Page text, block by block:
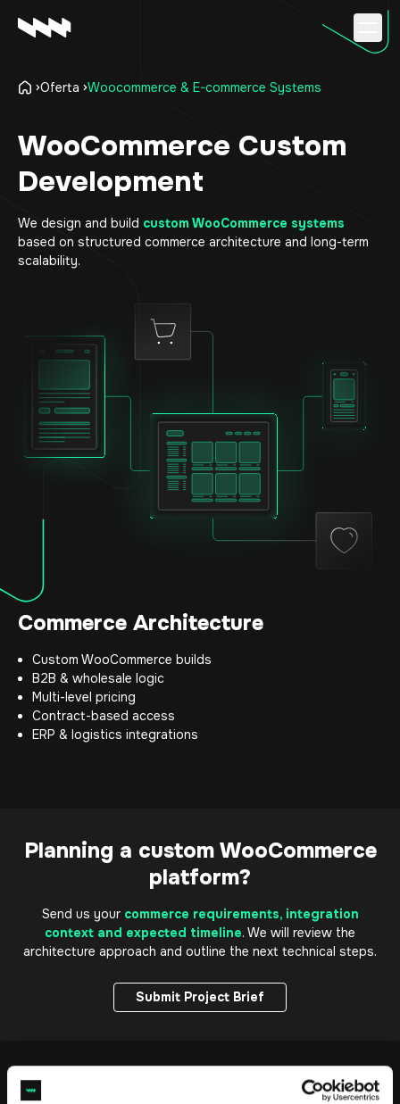
Case Studies
About
Oferta Woocommerce & E-commerce Systems
WooCommerce Custom
Development
We design and build custom WooCommerce systems
based on structured commerce architecture and long-term
scalability.
Commerce Architecture
Custom WooCommerce builds
B2B & wholesale logic
Multi-level pricing
Contract-based access
ERP & logistics integrations
Planning a custom WooCommerce
platform?
Send us your commerce requirements, integration
context and expected timeline. We will review the
architecture approach and outline the next technical steps.
Submit Project Brief